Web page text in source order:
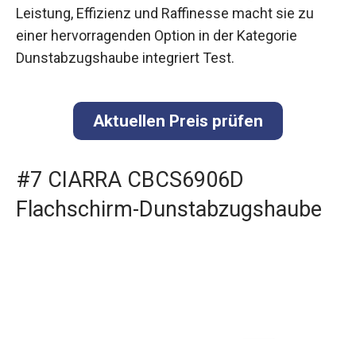
Leistung, Effizienz und Raffinesse macht sie zu
einer hervorragenden Option in der Kategorie
Dunstabzugshaube integriert Test.
Aktuellen Preis prüfen
#7 CIARRA CBCS6906D
Flachschirm-Dunstabzugshaube